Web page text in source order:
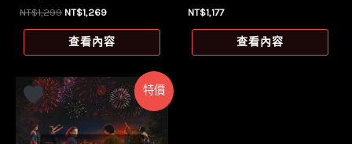
NT$1,299 原
價
格：
NT$1,269目
價
格：
查看內容
NT$1,177
查看內容
特價